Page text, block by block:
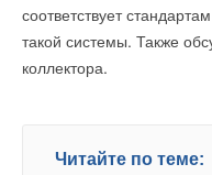
соответствует
такой системы. Также
коллектора.
Читайте по теме: